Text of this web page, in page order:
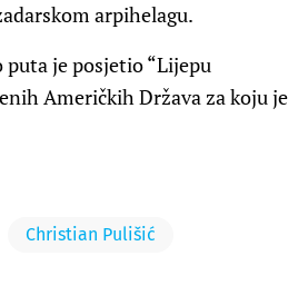
arpihelagu.
je posjetio “Lijepu
Američkih Država za koju je
Christian Pulišić